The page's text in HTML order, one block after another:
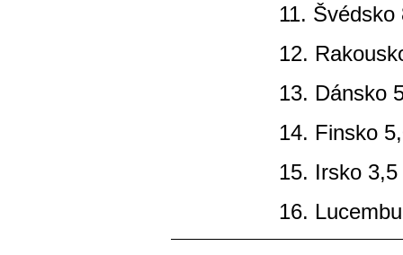
11. Švédsko
12.
13. Dánsko
14. Finsko
15. Irsko 3,5
16.